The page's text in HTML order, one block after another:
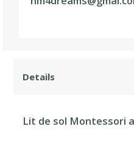
Lit de sol Montessori